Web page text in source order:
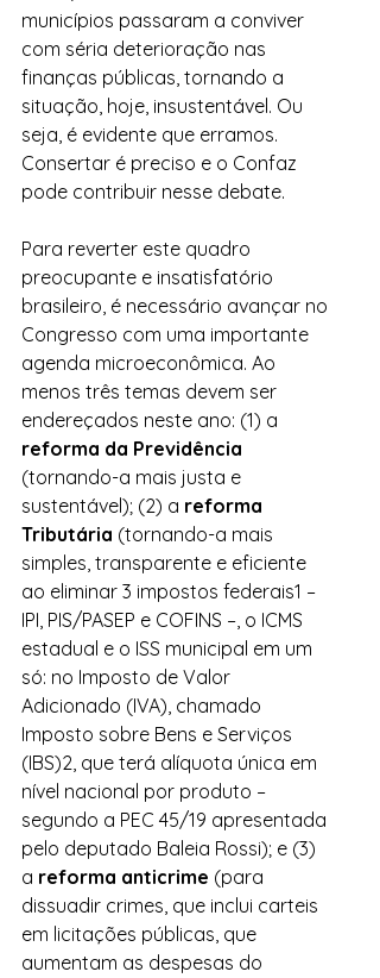
municípios passaram a conviver
com séria deterioração nas
finanças públicas, tornando a
situação, hoje, insustentável. Ou
seja, é evidente que erramos.
Consertar é preciso e o Confaz
pode contribuir nesse debate.
Para reverter este quadro
preocupante e insatisfatório
brasileiro, é necessário avançar no
Congresso com uma importante
agenda microeconômica. Ao
menos três temas devem ser
endereçados neste ano: (1) a
reforma da Previdência
(tornando-a mais justa e
sustentável); (2) a reforma
Tributária (tornando-a mais
simples, transparente e eficiente
ao eliminar 3 impostos federais1 –
IPI, PIS/PASEP e COFINS –, o ICMS
estadual e o ISS municipal em um
só: no Imposto de Valor
Adicionado (IVA), chamado
Imposto sobre Bens e Serviços
(IBS)2, que terá alíquota única em
nível nacional por produto –
segundo a PEC 45/19 apresentada
pelo deputado Baleia Rossi); e (3)
a reforma anticrime (para
dissuadir crimes, que inclui carteis
em licitações públicas, que
aumentam as despesas do